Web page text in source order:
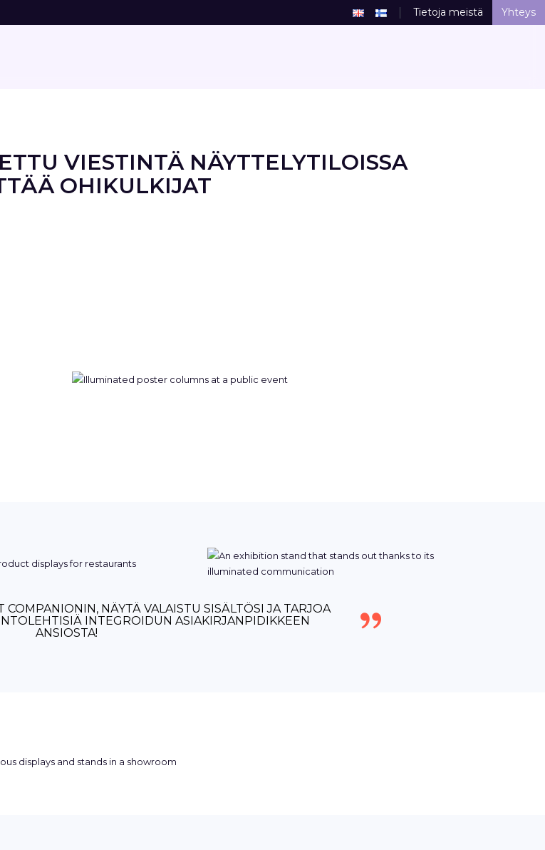
Tietoja meistä Yhteys
VIESTINTÄ NÄYTTELYTILOISSA
OHIKULKIJAT
NÄYTÄ VALAISTU SISÄLTÖSI JA TARJOA
INTEGROIDUN ASIAKIRJANPIDIKKEEN
ANSIOSTA!